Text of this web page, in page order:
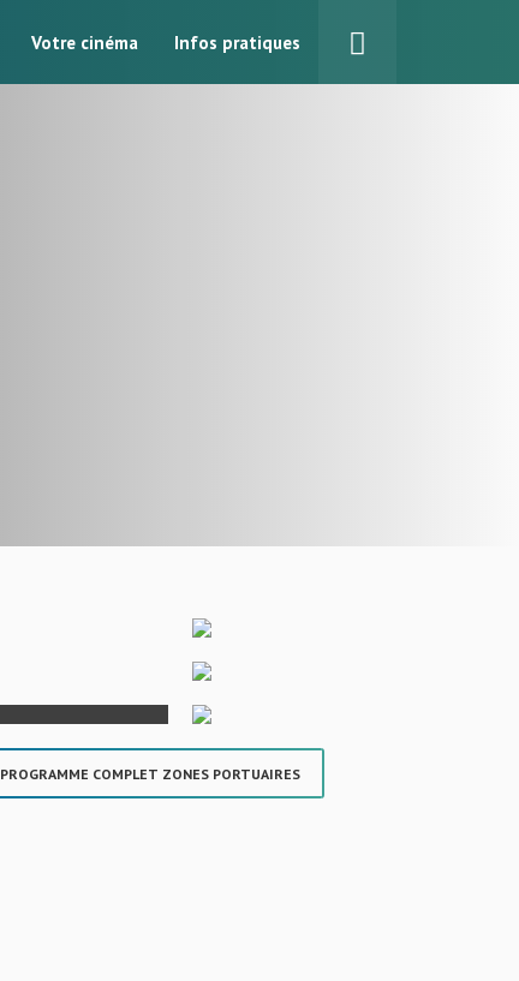
Votre cinéma Infos pratiques
PROGRAMME COMPLET ZONES PORTUAIRES